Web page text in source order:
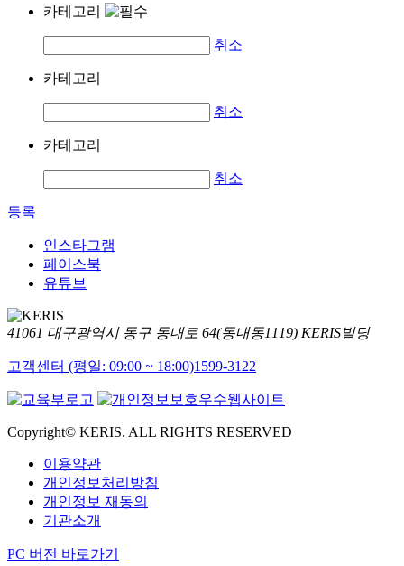
카테고리
취소
카테고리
취소
카테고리
취소
등록
인스타그램
페이스북
유튜브
41061 대구광역시 동구 동내로 64(동내동1119) KERIS빌딩
고객센터 (평일: 09:00 ~ 18:00)1599-3122
Copyright© KERIS. ALL RIGHTS RESERVED
이용약관
개인정보처리방침
개인정보 재동의
기관소개
PC 버전 바로가기